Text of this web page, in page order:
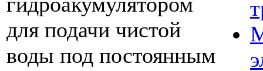
для подачи чистой
воды под постоянным